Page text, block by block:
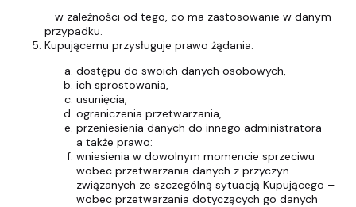
– w zależności od tego, co ma zastosowanie w danym
przypadku.
Kupującemu przysługuje prawo żądania:
dostępu do swoich danych osobowych,
ich sprostowania,
usunięcia,
ograniczenia przetwarzania,
przeniesienia danych do innego administratora
a także prawo:
wniesienia w dowolnym momencie sprzeciwu
wobec przetwarzania danych z przyczyn
związanych ze szczególną sytuacją Kupującego –
wobec przetwarzania dotyczących go danych